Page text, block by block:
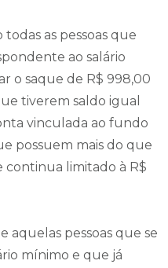
as pessoas que
ao salário
o saque de R$ 998,00
tiverem saldo igual
vinculada ao fundo
possuem mais do que
continua limitado à R$
aquelas pessoas que se
mínimo e que já